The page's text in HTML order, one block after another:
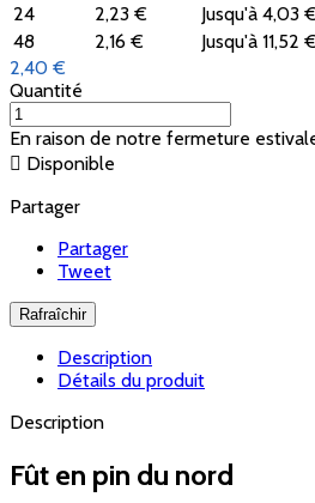
24
2,23 €
Jusqu'à 4,03 €
48
2,16 €
Jusqu'à 11,52 €
2,40 €
Quantité
En raison de notre fermeture
 Disponible
Partager
Partager
Tweet
Description
Détails du produit
Description
Fût en pin du nord